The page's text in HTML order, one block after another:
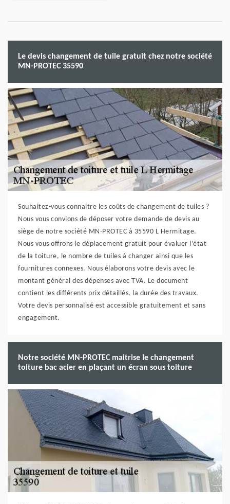
Le devis changement de tuile gratuit chez notre société
MN-PROTEC 35590
Souhaitez-vous connaitre les coûts de changement de tuiles ?
Nous vous convions de déposer votre demande de devis au
siège de notre société MN-PROTEC à 35590 L Hermitage.
Nous vous offrons le déplacement gratuit pour évaluer l’état
de la toiture, le nombre de tuiles à changer ainsi que les
fournitures connexes. Nous élaborons votre devis avec le
montant général des dépenses avec TVA. Le document
contient les différents prix détaillés, la durée des travaux.
Votre devis personnalisé est accessible gratuitement et sans
engagement.
Notre société MN-PROTEC maitrise le changement
toiture bac acier en plaçant un écran sous toiture